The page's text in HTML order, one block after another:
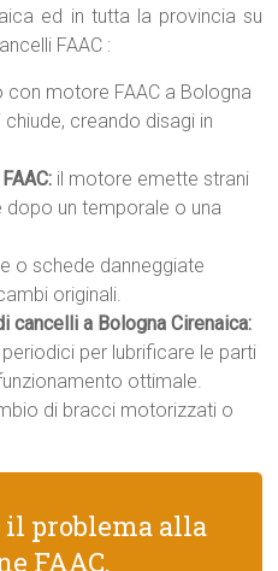
ed in tutta la provincia su
FAAC :
con motore FAAC a Bologna
creando disagi in
il motore emette strani
un temporale o una
o schede danneggiate
originali.
cancelli a Bologna Cirenaica:
per lubrificare le parti
ottimale.
di bracci motorizzati o
il problema alla
FAAC,